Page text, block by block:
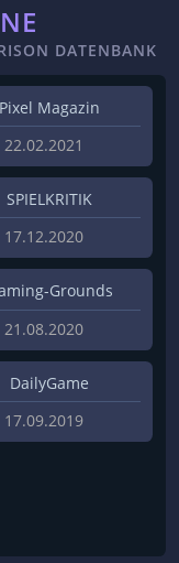
DATENBANK
Pixel Magazin
22.02.2021
SPIELKRITIK
17.12.2020
Grounds
21.08.2020
DailyGame
17.09.2019